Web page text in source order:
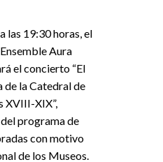
las 19:30 horas, el
Aura
el concierto “El
de la Catedral de
XVIII-XIX”,
programa de
con motivo
de los Museos.